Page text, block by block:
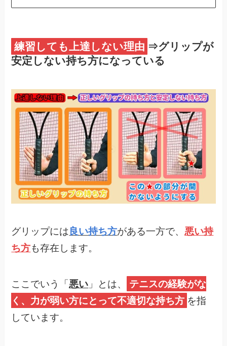
練習しても上達しない理由 ⇒グリップが
安定しない持ち方になっている
グリップには 良い持ち方がある一方で、 悪い持
ち方も存在します。
ここでいう「悪い 」とは、
テニスの経験がな
く、力が弱い方にとって不適切な持ち方 を指
しています。